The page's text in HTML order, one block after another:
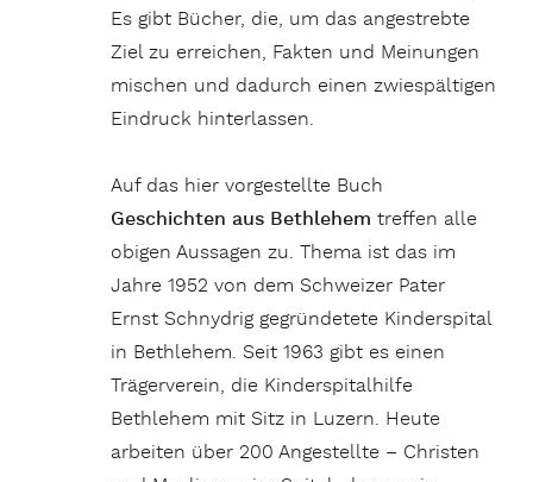
Es gibt Bücher, die, um das angestrebte
Ziel zu erreichen, Fakten und Meinungen
mischen und dadurch einen zwiespältigen
Eindruck hinterlassen.
Auf das hier vorgestellte Buch
Geschichten aus Bethlehemtreffen alle
obigen Aussagen zu. Thema ist das im
Jahre 1952 von dem Schweizer Pater
Ernst Schnydrig gegründetete Kinderspital
in Bethlehem. Seit 1963 gibt es einen
Trägerverein, die Kinderspitalhilfe
Bethlehem mit Sitz in Luzern. Heute
arbeiten über 200 Angestellte – Christen